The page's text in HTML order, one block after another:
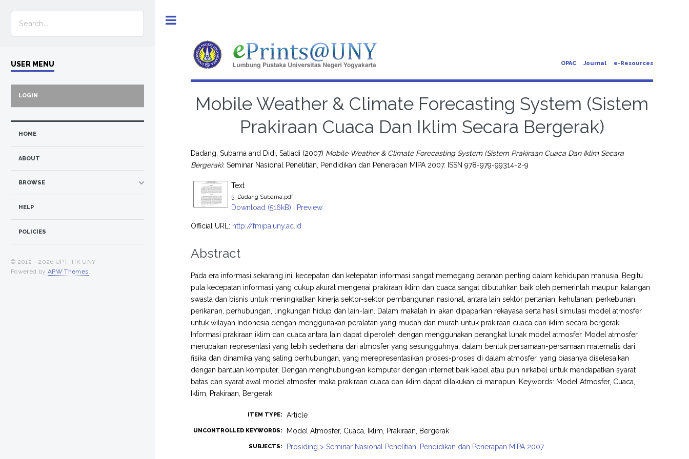
OPAC Journal e-Resources
Mobile Weather & Climate Forecasting System (Sistem
Prakiraan Cuaca Dan Iklim Secara Bergerak)
Dadang, Subarna and Didi, Satiadi (2007) Mobile Weather & Climate Forecasting System (Sistem Prakiraan Cuaca Dan Iklim Secara
Bergerak). Seminar Nasional Penelitian, Pendidikan dan Penerapan MIPA 2007. ISSN 978-979-99314-2-9
Text
5_Dadang Subarna.pdf
Download (516kB) | Preview
Official URL: http://fmipa.uny.ac.id
Abstract
Pada era informasi sekarang ini, kecepatan dan ketepatan informasi sangat memegang peranan penting dalam kehidupan manusia. Begitu
pula kecepatan informasi yang cukup akurat mengenai prakiraan iklim dan cuaca sangat dibutuhkan baik oleh pemerintah maupun kalangan
swasta dan bisnis untuk meningkatkan kinerja sektor-sektor pembangunan nasional, antara lain sektor pertanian, kehutanan, perkebunan,
perikanan, perhubungan, lingkungan hidup dan lain-lain. Dalam makalah ini akan dipaparkan rekayasa serta hasil simulasi model atmosfer
untuk wilayah Indonesia dengan menggunakan peralatan yang mudah dan murah untuk prakiraan cuaca dan iklim secara bergerak.
Informasi prakiraan iklim dan cuaca antara lain dapat diperoleh dengan menggunakan perangkat lunak model atmosfer. Model atmosfer
merupakan representasi yang lebih sederhana dari atmosfer yang sesungguhnya, dalam bentuk persamaan-persamaan matematis dari
fisika dan dinamika yang saling berhubungan, yang merepresentasikan proses-proses di dalam atmosfer, yang biasanya diselesaikan
dengan bantuan komputer. Dengan menghubungkan komputer dengan internet baik kabel atau pun nirkabel untuk mendapatkan syarat
batas dan syarat awal model atmosfer maka prakiraan cuaca dan iklim dapat dilakukan di manapun. Keywords: Model Atmosfer, Cuaca,
Iklim, Prakiraan, Bergerak
ITEM TYPE: Article
UNCONTROLLED KEYWORDS: Model Atmosfer, Cuaca, Iklim, Prakiraan, Bergerak
SUBJECTS:
Prosiding > Seminar Nasional Penelitian, Pendidikan dan Penerapan MIPA 2007
USER MENU
LOGIN
HOME
ABOUT
BROWSE
HELP
POLICIES
© 2012 - 2026 UPT. TIK UNY
Powered by APW Themes